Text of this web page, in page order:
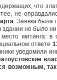
что
не
. Заявка была
здании не было
место митинга:
ответе
уведомили
возможным,